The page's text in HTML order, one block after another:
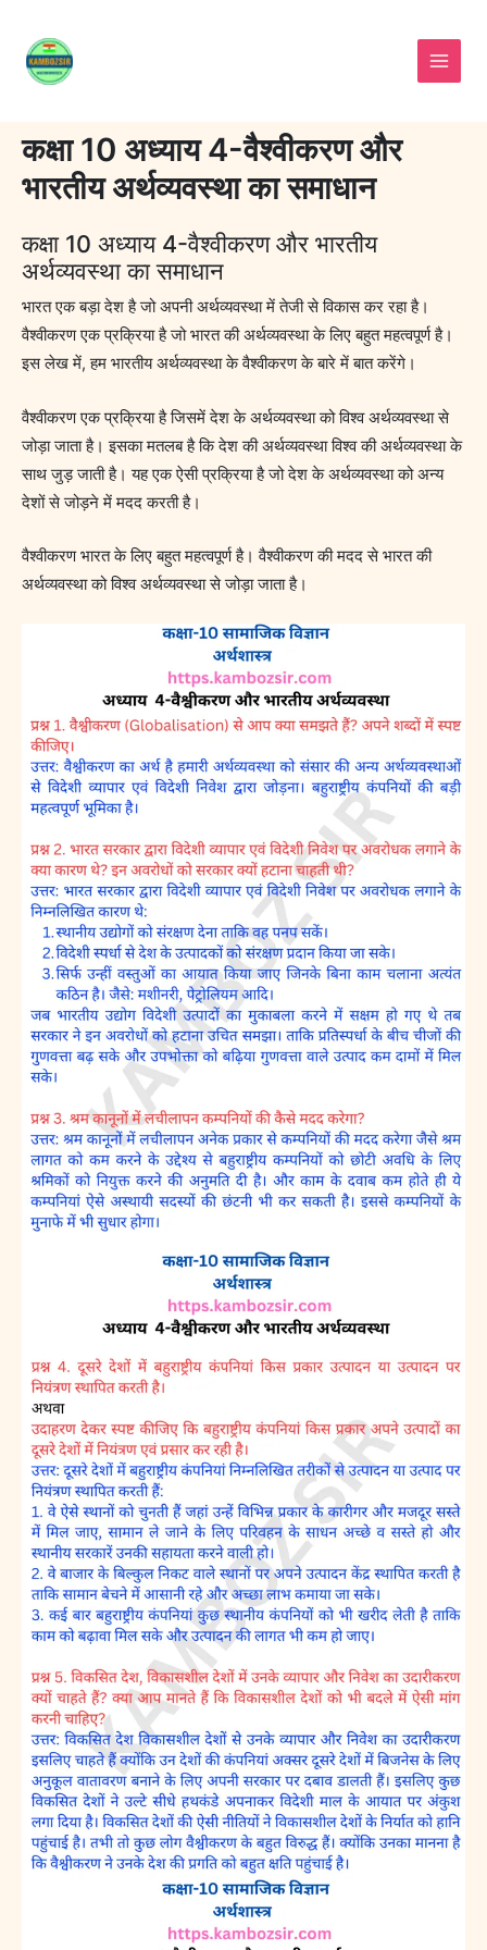
content
कक्षा 10 अध्याय 4-वैश्वीकरण और
भारतीय अर्थव्यवस्था का समाधान
कक्षा 10 अध्याय 4-वैश्वीकरण और भारतीय
अर्थव्यवस्था का समाधान
भारत एक बड़ा देश है जो अपनी अर्थव्यवस्था में तेजी से विकास कर रहा है।
वैश्वीकरण एक प्रक्रिया है जो भारत की अर्थव्यवस्था के लिए बहुत महत्वपूर्ण है।
इस लेख में, हम भारतीय अर्थव्यवस्था के वैश्वीकरण के बारे में बात करेंगे।
वैश्वीकरण एक प्रक्रिया है जिसमें देश के अर्थव्यवस्था को विश्व अर्थव्यवस्था से
जोड़ा जाता है। इसका मतलब है कि देश की अर्थव्यवस्था विश्व की अर्थव्यवस्था के
साथ जुड़ जाती है। यह एक ऐसी प्रक्रिया है जो देश के अर्थव्यवस्था को अन्य
देशों से जोड़ने में मदद करती है।
वैश्वीकरण भारत के लिए बहुत महत्वपूर्ण है। वैश्वीकरण की मदद से भारत की
अर्थव्यवस्था को विश्व अर्थव्यवस्था से जोड़ा जाता है।